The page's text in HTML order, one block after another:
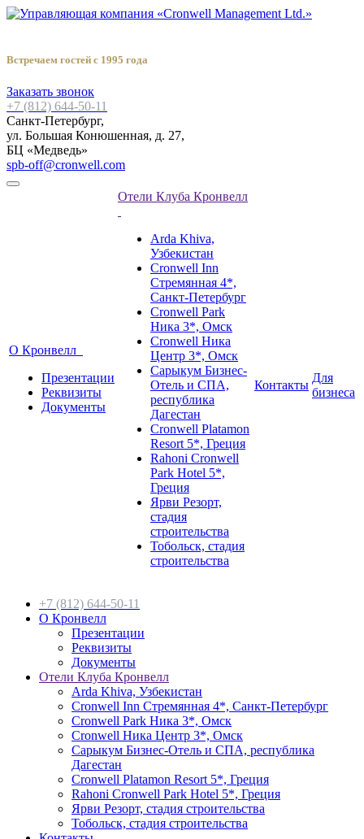
Встречаем гостей с 1995 года
Заказать звонок
+7 (812) 644-50-11
Санкт-Петербург,
ул. Большая Конюшенная, д. 27,
БЦ «Медведь»
spb-off@cronwell.com
О Кронвелл
Презентации
Реквизиты
Документы
Отели Клуба Кронвелл
Arda Khiva,
Узбекистан
Cronwell Inn
Стремянная 4*,
Санкт-Петербург
Cronwell Park
Ника 3*, Омск
Cronwell Ника
Центр 3*, Омск
Сарыкум Бизнес-
Отель и СПА,
республика
Дагестан
Cronwell Platamon
Resort 5*, Греция
Rahoni Cronwell
Park Hotel 5*,
Греция
Ярви Резорт,
стадия
строительства
Тобольск, стадия
строительства
Контакты
Для
бизнеса
+7 (812) 644-50-11
О Кронвелл
Презентации
Реквизиты
Документы
Отели Клуба Кронвелл
Arda Khiva, Узбекистан
Cronwell Inn Стремянная 4*, Санкт-Петербург
Cronwell Park Ника 3*, Омск
Cronwell Ника Центр 3*, Омск
Сарыкум Бизнес-Отель и СПА, республика
Дагестан
Cronwell Platamon Resort 5*, Греция
Rahoni Cronwell Park Hotel 5*, Греция
Ярви Резорт, стадия строительства
Тобольск, стадия строительства